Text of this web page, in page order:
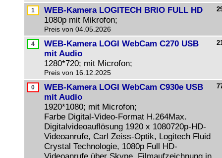
WEB-Kamera LOGITECH BRIO FULL HD
1080p mit Mikrofon;
Preis von 04.05.2026
WEB-Kamera LOGI WebCam C270 USB
mit Audio
1280*720; mit Microfon;
Preis von 16.12.2025
WEB-Kamera LOGI WebCam C930e USB
mit Audio
1920*1080; mit Microfon;
Farbe Digital-Video-Format H.264Max.
Digitalvideoauflösung 1920 x 1080720p-HD-
Videoanrufe, Carl Zeiss-Optik, Logitech Fluid
Crystal Technologie, 1080p Full HD-